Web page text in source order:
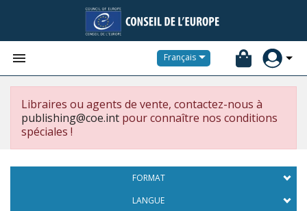
 Français
Libraires ou agents de vente, contactez-nous à
publishing@coe.int pour connaître nos conditions
spéciales !
FORMAT
LANGUE